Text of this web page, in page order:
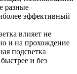
разные
эффективный
влияет не
и на прохождение
подсветка
и без